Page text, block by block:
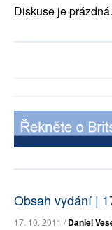
Diskuse je prázdná.
Obsah vydání |
17. 10. 2011 /Daniel